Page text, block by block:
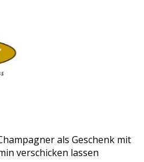
als Geschenk mit
verschicken lassen